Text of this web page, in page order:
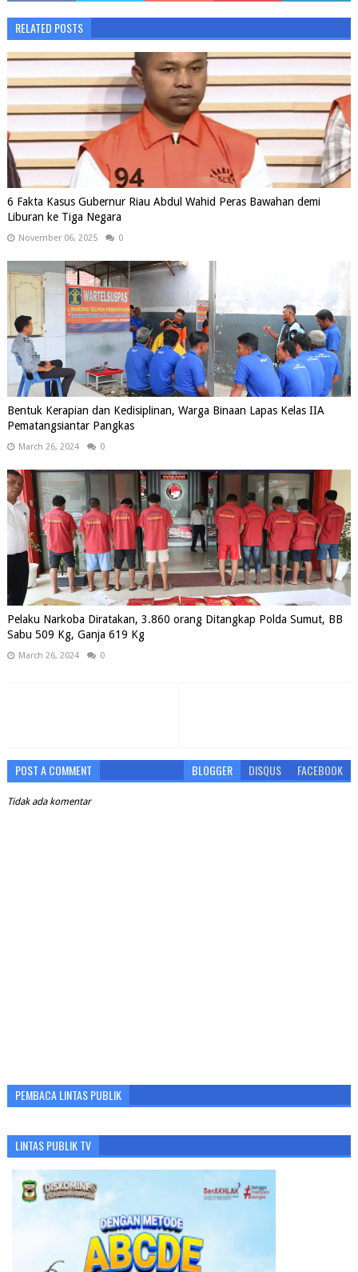
RELATED POSTS
6 Fakta Kasus Gubernur Riau Abdul Wahid Peras Bawahan demi
Liburan ke Tiga Negara
November 06, 2025 0
Bentuk Kerapian dan Kedisiplinan, Warga Binaan Lapas Kelas IIA
Pematangsiantar Pangkas
March 26, 2024 0
Pelaku Narkoba Diratakan, 3.860 orang Ditangkap Polda Sumut, BB
Sabu 509 Kg, Ganja 619 Kg
March 26, 2024 0
POST A COMMENT BLOGGER DISQUS FACEBOOK
Tidak ada komentar
PEMBACA LINTAS PUBLIK
LINTAS PUBLIK TV